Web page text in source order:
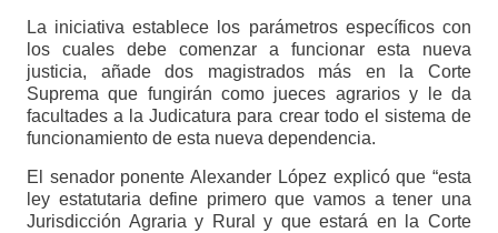
La iniciativa establece los parámetros específicos con
los cuales debe comenzar a funcionar esta nueva
justicia, añade dos magistrados más en la Corte
Suprema que fungirán como jueces agrarios y le da
facultades a la Judicatura para crear todo el sistema de
funcionamiento de esta nueva dependencia.
El senador ponente Alexander López explicó que “esta
ley estatutaria define primero que vamos a tener una
Jurisdicción Agraria y Rural y que estará en la Corte